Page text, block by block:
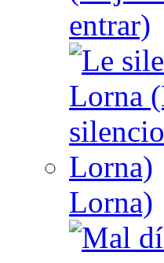
entrar)
Lorna)